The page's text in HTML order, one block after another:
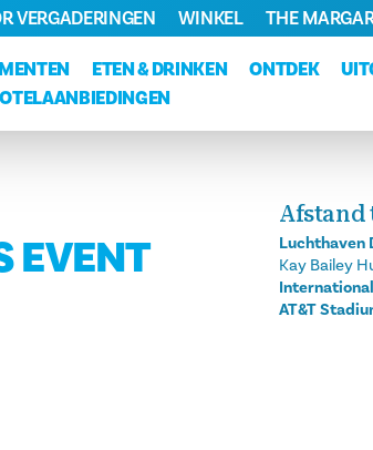
ETEN & DRINKEN ONTDEK
VERGADERINGEN WINKEL THE
EVENT
Afstand
Luchthaven
Kay Bailey
AT&T